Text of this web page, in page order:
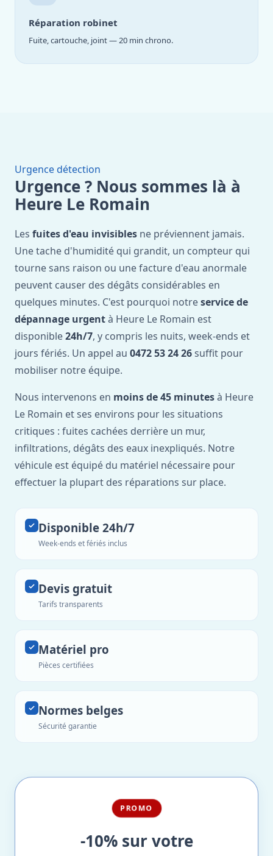
Réparation robinet
Fuite, cartouche, joint — 20 min chrono.
Urgence détection
Urgence ? Nous sommes là à
Heure Le Romain
Les fuites d'eau invisibles ne préviennent jamais.
Une tache d'humidité qui grandit, un compteur qui
tourne sans raison ou une facture d'eau anormale
peuvent causer des dégâts considérables en
quelques minutes. C'est pourquoi notreservice de
dépannage urgentà Heure Le Romain est
disponible24h/7, y compris les nuits, week-ends et
jours fériés. Un appel au 0472 53 24 26 suffit pour
mobiliser notre équipe.
Nous intervenons en moins de 45 minutesà Heure
Le Romain et ses environs pour les situations
critiques : fuites cachées derrière un mur,
infiltrations, dégâts des eaux inexpliqués. Notre
véhicule est équipé du matériel nécessaire pour
effectuer la plupart des réparations sur place.
Disponible 24h/7
Week-ends et fériés inclus
Devis gratuit
Tarifs transparents
Matériel pro
Pièces certifiées
Normes belges
Sécurité garantie
PROMO
-10% sur votre